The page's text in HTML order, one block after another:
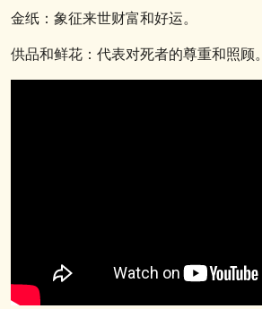
金纸：象征来世财富和好运。
供品和鲜花：代表对死者的尊重和照顾。